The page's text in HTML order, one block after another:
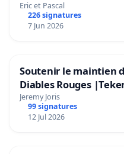
Eric et Pascal
226 signatures
7 Jun 2026
Soutenir le maintien
Diables Rouges
Rudi Garcia als
Jeremy Joris
99 signatures
12 Jul 2026